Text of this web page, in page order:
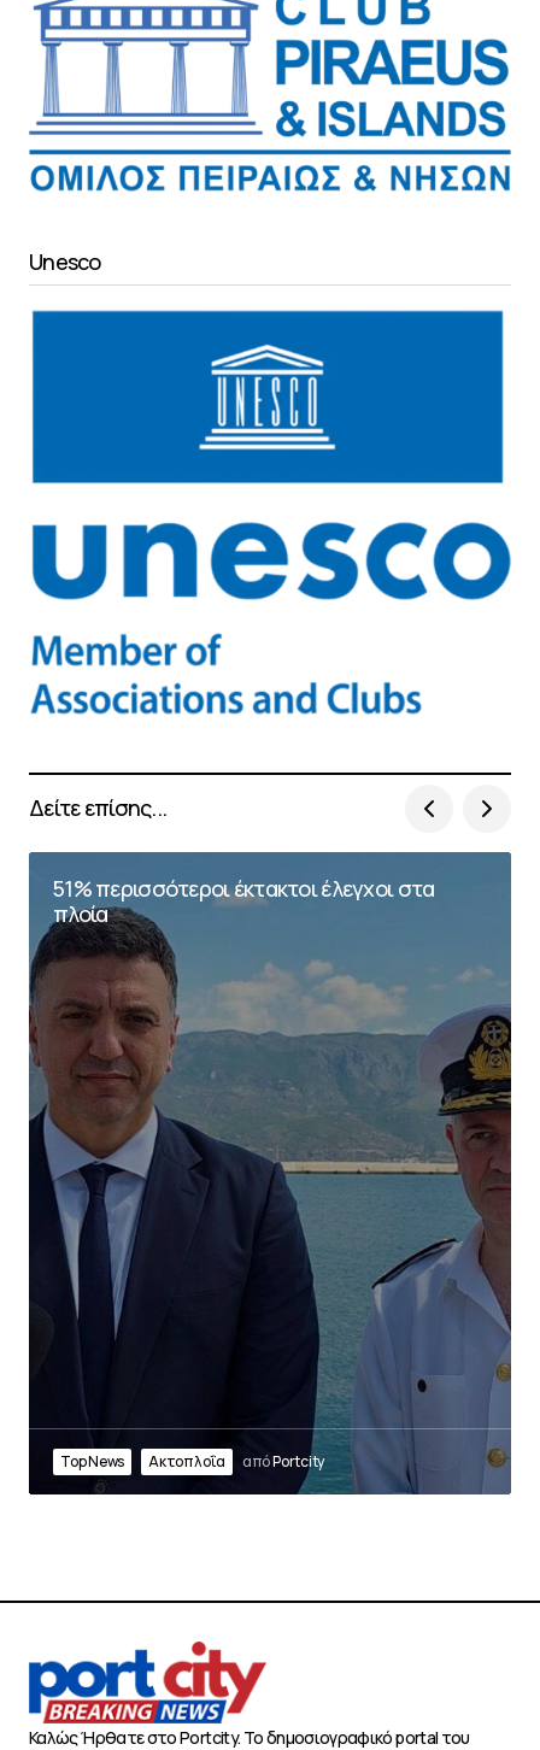
Unesco
Δείτε επίσης...
51% περισσότεροι έκτακτοι έλεγχοι στα
πλοία
Top News Ακτοπλοΐα απόPortcity
Καλώς Ήρθατε στο Portcity. Το δημοσιογραφικό portal του